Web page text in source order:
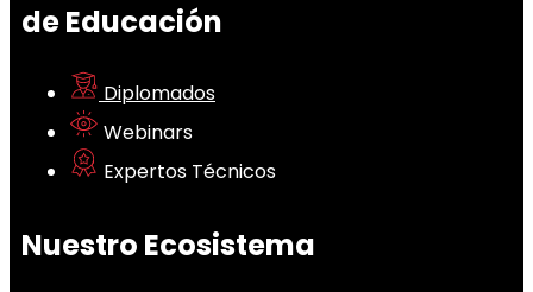
de Educación
Diplomados
Webinars
Expertos Técnicos
Nuestro Ecosistema